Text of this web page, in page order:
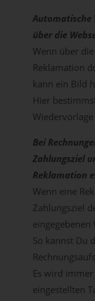
Automatische
über die
Wenn über
Reklamation
kann ein Bild
Hier
Bei
Zahlungsziel
Reklamation
Wenn eine
Zahlungsziel
eingegebenen
So kannst Du
Es wird
eingestellten